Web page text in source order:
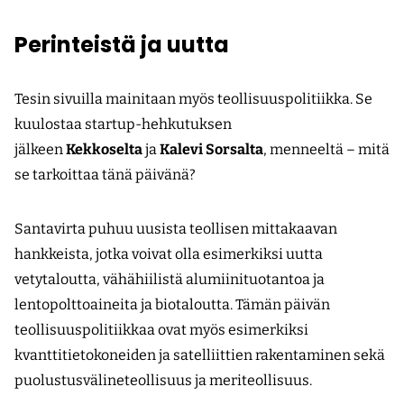
Perinteistä ja uutta
Tesin sivuilla mainitaan myös teollisuuspolitiikka. Se
kuulostaa startup-hehkutuksen
jälkeenKekkoseltajaKalevi Sorsalta, menneeltä – mitä
se tarkoittaa tänä päivänä?
Santavirta puhuu uusista teollisen mittakaavan
hankkeista, jotka voivat olla esimerkiksi uutta
vetytaloutta, vähähiilistä alumiinituotantoa ja
lentopolttoaineita ja biotaloutta. Tämän päivän
teollisuuspolitiikkaa ovat myös esimerkiksi
kvanttitietokoneiden ja satelliittien rakentaminen sekä
puolustusvälineteollisuus ja meriteollisuus.